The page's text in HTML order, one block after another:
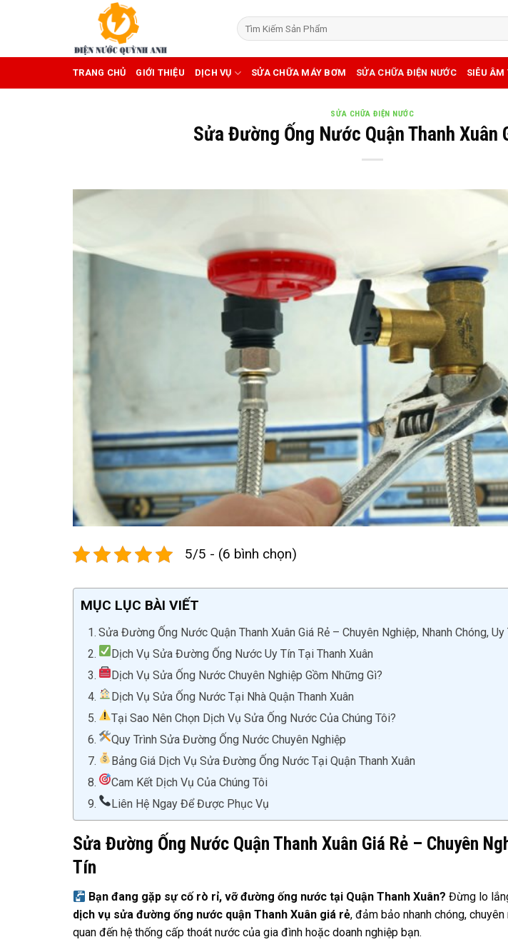
TRANG CHỦ GIỚI THIỆU DỊCH VỤ SỬA CHỮA MÁY BƠM SỬA CHỮA ĐIỆN NƯỚC SIÊU ÂM
SỬA CHỮA ĐIỆN NƯỚC
Sửa Đường Ống Nước Quận Thanh Xuân
5/5 - (6 bình chọn)
MỤC LỤC BÀI VIẾT
Sửa Đường Ống Nước Quận Thanh Xuân Giá Rẻ – Chuyên Nghiệp, Nhanh Chóng, Uy
Dịch Vụ Sửa Đường Ống Nước Uy Tín Tại Thanh Xuân
Dịch Vụ Sửa Ống Nước Chuyên Nghiệp Gồm Những Gì?
Dịch Vụ Sửa Ống Nước Tại Nhà Quận Thanh Xuân
Tại Sao Nên Chọn Dịch Vụ Sửa Ống Nước Của Chúng Tôi?
Quy Trình Sửa Đường Ống Nước Chuyên Nghiệp
Bảng Giá Dịch Vụ Sửa Đường Ống Nước Tại Quận Thanh Xuân
Cam Kết Dịch Vụ Của Chúng Tôi
Liên Hệ Ngay Để Được Phục Vụ
Sửa Đường Ống Nước Quận Thanh Xuân Giá Rẻ – Chuyên
Tín
Bạn đang gặp sự cố rò rỉ, vỡ đường ống nước tại Quận Thanh Xuân? Đừng lo
dịch vụ sửa đường ống nước quận Thanh Xuân giá rẻ, đảm bảo nhanh chóng,
quan đến hệ thống cấp thoát nước của gia đình hoặc doanh nghiệp bạn.